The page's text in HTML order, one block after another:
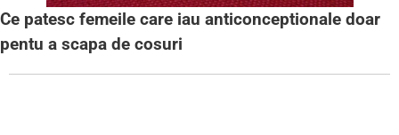
Ce patesc femeile care iau anticonceptionale doar
pentu a scapa de cosuri